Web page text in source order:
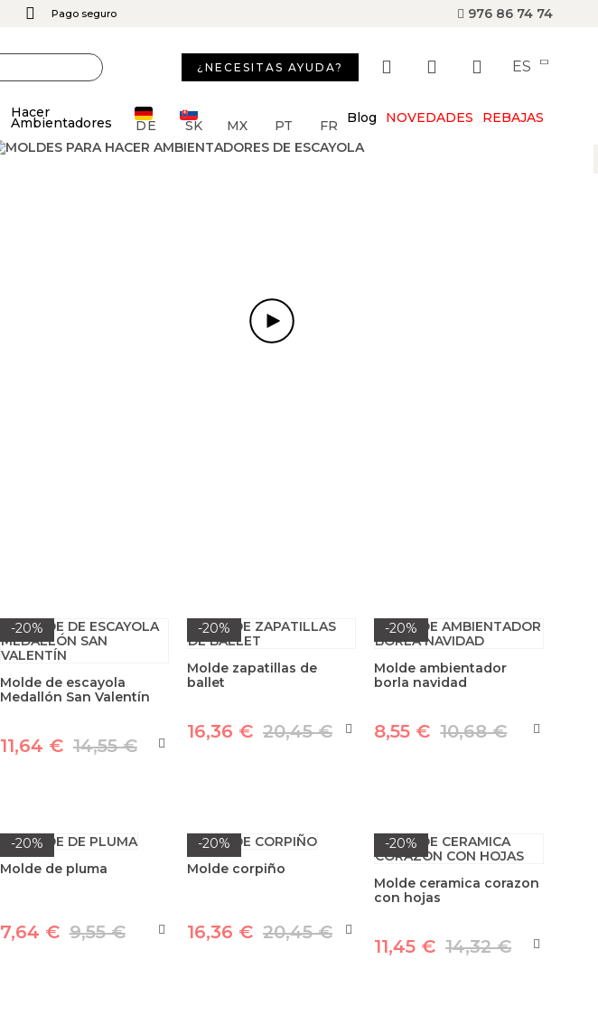
Pago seguro 976 86 74 74
¿NECESITAS AYUDA? ES
Hacer
Ambientadores DE SK MX PT FR Blog NOVEDADES REBAJAS
-20%
Molde de escayola
Medallón San Valentín
11,64 € 14,55 €
-20%
Molde zapatillas de
ballet
16,36 € 20,45 €
-20%
Molde ambientador
borla navidad
8,55 € 10,68 €
-20%
Molde de pluma
7,64 € 9,55 €
-20%
Molde corpiño
16,36 € 20,45 €
-20%
Molde ceramica corazon
con hojas
11,45 € 14,32 €